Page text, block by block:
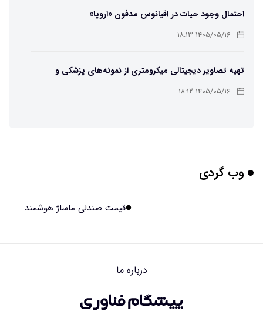
احتمال وجود حیات در اقیانوس مدفون «اروپا»
۱۴۰۵/۰۵/۱۶ ۱۸:۱۳
تهیه تصاویر دیجیتالی میکرومتری از نمونه‌های پزشکی و
صنعتی۱۴۰۵/۰۵/۱۶ ۱۸:۱۲
بلندگو سقفی توکار یا روکار؟ راهنمای کامل مقایسه، مزایا،
وب گردی
قیمت صندلی ماساژ هوشمند
درباره ما